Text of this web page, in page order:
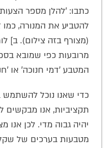
כתבו: 'להלן מספר
להטביע את המנורה,
(מצורף בזה צילום). ב]
מרובעות כפי שמובא
המטבע 'דמי חנוכה' או
כדי שאנו נוכל
תקציביות, אנו מבקשים
יהיה גבוה מדי. לכן אנו
מטבעות בערכים של